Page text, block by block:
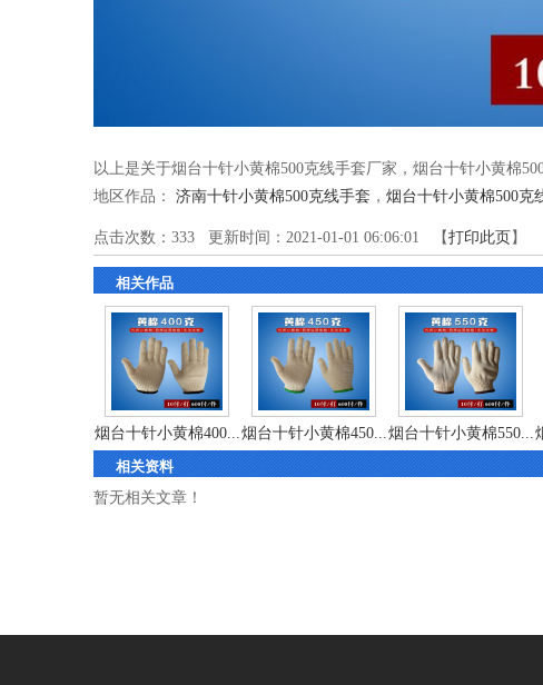
以上是关于烟台十针小黄棉500克线手套厂家，烟台十针小黄棉
地区作品： 济南十针小黄棉500克线手套 ， 烟台十针小黄棉500克
点击次数： 333 更新时间：2021-01-01 06:06:01 【打印此页 】
相关作品
烟台十针小黄棉400...烟台十针小黄棉450...烟台十针小黄棉550...
相关资料
暂无相关文章！